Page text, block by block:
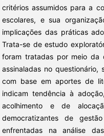
critérios assumidos para a
escolares, e sua
implicações das práticas
Trata-se de estudo
foram tratadas por meio da
assinaladas no
com base em aportes de
indicam tendência à
acolhimento e de
democratizantes de
enfrentadas na análise